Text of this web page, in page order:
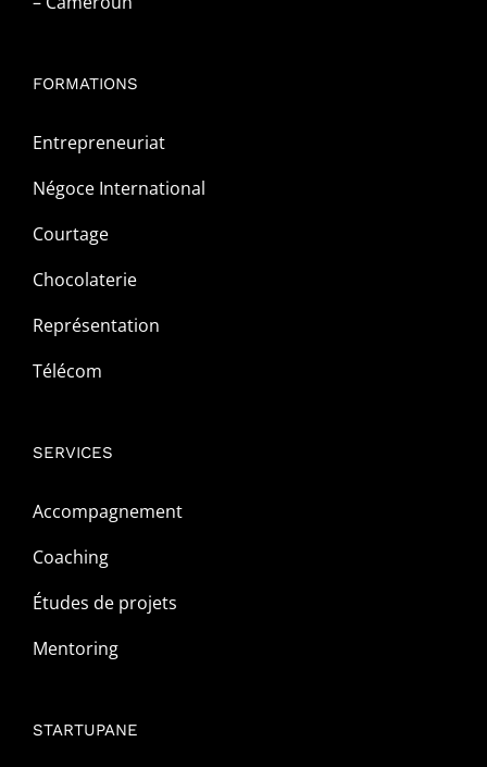
FORMATIONS
Entrepreneuriat
Négoce International
Courtage
Chocolaterie
Représentation
Télécom
SERVICES
Accompagnement
Coaching
Études de projets
Mentoring
STARTUPANE